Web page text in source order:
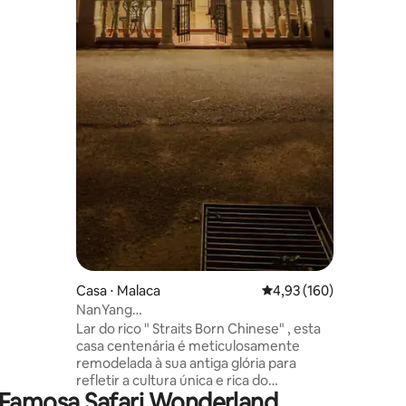
Casa ⋅ Malaca 4,93 de uma avaliação
4,93 (160)
NanYang
MansionatJonkerWalkingDistance10minsJonker
Lar do rico " Straits Born Chinese" , esta
casa centenária é meticulosamente
remodelada à sua antiga glória para
refletir a cultura única e rica do
Peranakan. Assimilação da grandeza